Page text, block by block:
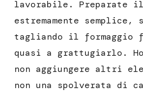
lavorabile. Preparate
estremamente semplice,
tagliando il formaggio
quasi a grattugiarlo.
non aggiungere altri
non una spolverata di